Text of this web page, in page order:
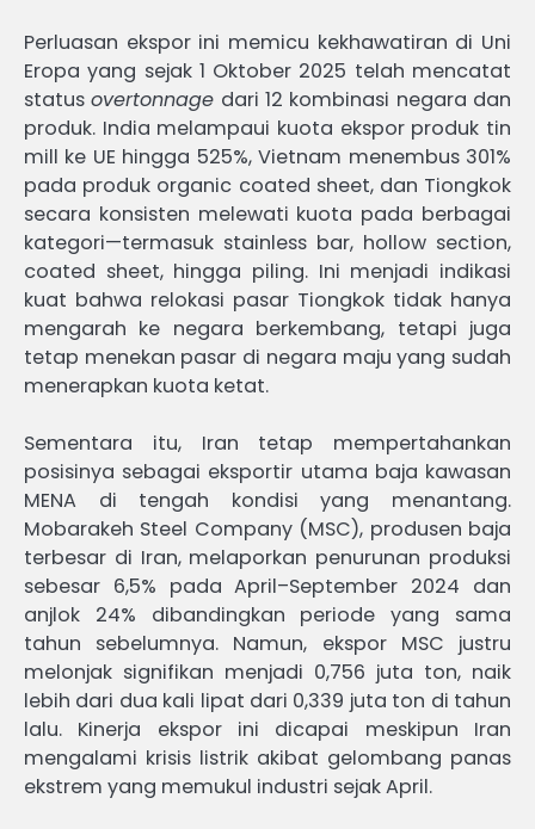
Perluasan ekspor ini memicu kekhawatiran di Uni
Eropa yang sejak 1 Oktober 2025 telah mencatat
statusovertonnage dari 12 kombinasi negara dan
produk. India melampaui kuota ekspor produk tin
mill ke UE hingga 525%, Vietnam menembus 301%
pada produk organic coated sheet, dan Tiongkok
secara konsisten melewati kuota pada berbagai
kategori—termasuk stainless bar, hollow section,
coated sheet, hingga piling. Ini menjadi indikasi
kuat bahwa relokasi pasar Tiongkok tidak hanya
mengarah ke negara berkembang, tetapi juga
tetap menekan pasar di negara maju yang sudah
menerapkan kuota ketat.
Sementara itu, Iran tetap mempertahankan
posisinya sebagai eksportir utama baja kawasan
MENA di tengah kondisi yang menantang.
Mobarakeh Steel Company (MSC), produsen baja
terbesar di Iran, melaporkan penurunan produksi
sebesar 6,5% pada April–September 2024 dan
anjlok 24% dibandingkan periode yang sama
tahun sebelumnya. Namun, ekspor MSC justru
melonjak signifikan menjadi 0,756 juta ton, naik
lebih dari dua kali lipat dari 0,339 juta ton di tahun
lalu. Kinerja ekspor ini dicapai meskipun Iran
mengalami krisis listrik akibat gelombang panas
ekstrem yang memukul industri sejak April.